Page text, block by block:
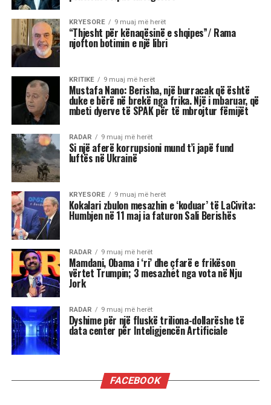
si në jetën personale, ashtu edhe në atë
profesionale.
Më poshtë janë tre shenjat e zodiakut që
konsiderohen më xheloze:
Akrepi
I njohur për intensitetin e tij emocional, akrepi
shpesh konkurron në heshtje. Kur ndjen se është
tejkaluar, mund të mbajë mëri dhe të tërhiqet
nga të tjerët.
Luani
Luanët kanë nevojë të madhe për vëmendje dhe
admirim. Kur këto nevoja nuk plotësohen,
ndjenja e xhelozisë mund të bëhet e fortë. Ata
shpesh nënvlerësojnë ata që i sfidojnë në
pozicionin e tyre, sidomos në rolin udhëheqës.
Astrologjia i këshillon Luanët të ushtrojnë më
shumë përulësi për të shmangur zilitë e
panevojshme.
Virgjëresha
nevojës së tyre për përsosmëri. Krahasimet e